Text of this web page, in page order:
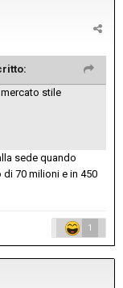
stile
sede quando
70 milioni e in 450
1